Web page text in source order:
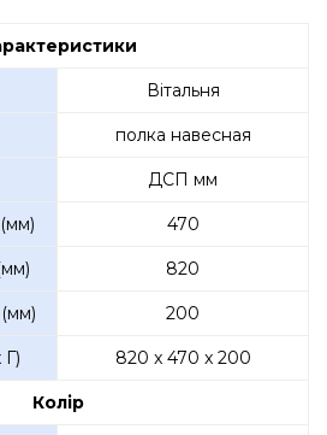
Вітальня
полка навесная
ДСП мм
470
820
200
820 x 470 x 200
Колір